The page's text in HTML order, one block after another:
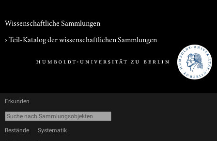
Wissenschaftliche Sammlungen
› Teil-Katalog der wissenschaftlichen Sammlungen
Erkunden
Bestände Systematik